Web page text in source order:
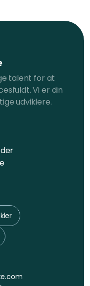
talent for at
Vi er din
udviklere.